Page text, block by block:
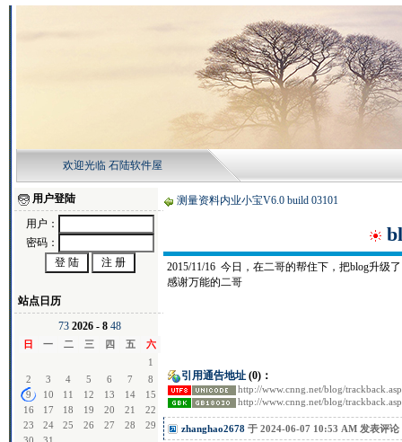
欢迎光临 石陆软件屋
用户登陆
用户：
密码：
站点日历
73 2026 - 8 48
日 一 二 三 四 五
六
1
2
3 4 5 6 7
8
9
10 11 12 13 14
15
16
17 18 19 20 21
22
23
24 25 26 27 28
29
测量资料内业小宝V6.0 build 03101
2015/11/16 今日，在二哥的帮住下，把blog升级
感谢万能的二哥
引用通告地址 (0)：
http://www.cnng.net/blog/
http://www.cnng.net/blog/
zhanghao2678 于 2024-06-07 10:53 AM 发表评论